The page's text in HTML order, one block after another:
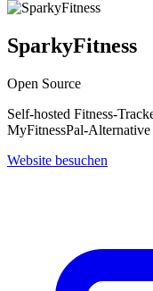
SparkyFitness
Open Source
Self-hosted Fitness-
MyFitnessPal-Alternative
Website besuchen